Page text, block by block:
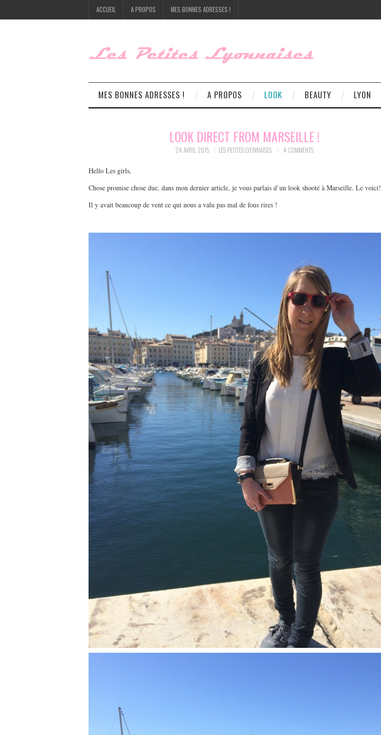
ACCUEIL A PROPOS MES BONNES ADRESSES !
MES BONNES ADRESSES ! A PROPOS LOOK BEAUTY LYON
LOOK DIRECT FROM MARSEILLE !
24 AVRIL 2015 LES PETITES LYONNAISES 4 COMMENTS
Hello Les girls,
Chose promise chose due, dans mon dernier article, je vous parlais d’un look shooté à Marseille. Le voici!
Il y avait beaucoup de vent ce qui nous a valu pas mal de fous rires !